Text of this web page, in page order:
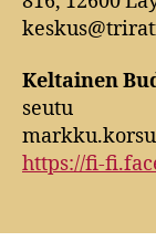
Keltainen
seutu
https://fi-